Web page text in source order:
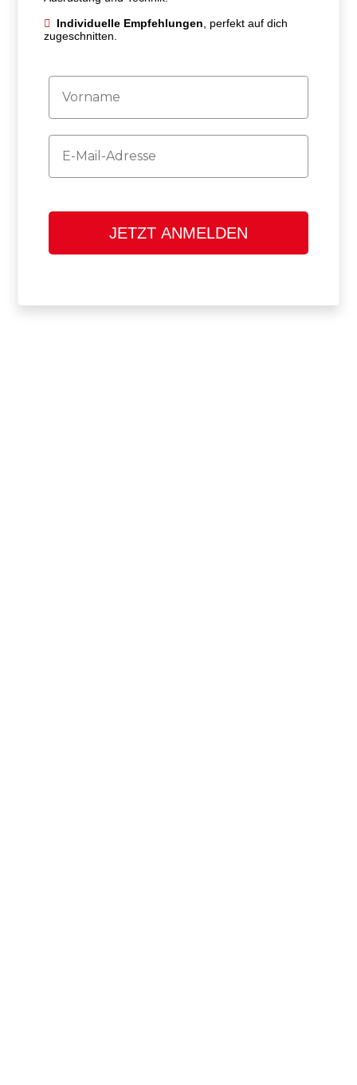
Individuelle Empfehlungen , perfekt auf dich
zugeschnitten.
Firstname
Email
JETZT ANMELDEN